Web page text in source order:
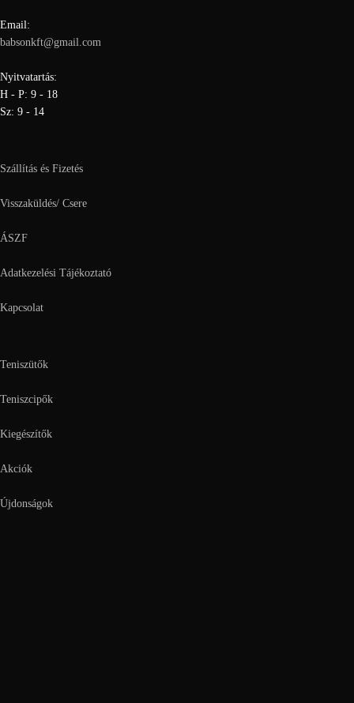
Email:
babsonkft@gmail.com
Nyitvatartás:
H - P: 9 - 18
Sz: 9 - 14
Szállítás és Fizetés
Visszaküldés/ Csere
ÁSZF
Adatkezelési Tájékoztató
Kapcsolat
Teniszütők
Teniszcipők
Kiegészítők
Akciók
Újdonságok